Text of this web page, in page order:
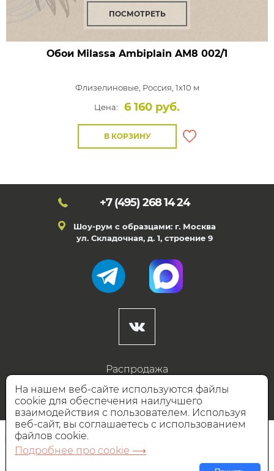
ПОСМОТРЕТЬ
Обои Milassa Ambiplain AM8 002/1
Флизелиновые, Россия, 1x10 м
Цена:
6 160 руб.
В КОРЗИНУ
+7 (495) 268 14 24
Шоу-рум с образцами: г. Москва
ул. Складочная, д. 1, строение 9
Распродажа
Готовые дизайны
Дизайнерам
НАШИ ПАРТНЁРЫ
На нашем веб-сайте используются файлы
cookie для обеспечения наилучшего
взаимодействия с пользователем. Используя
веб-сайт, вы соглашаетесь с использованием
файлов cookie.
Подробнее про cookie ⟶